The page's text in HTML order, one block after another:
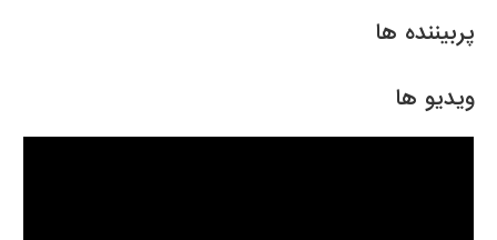
پربیننده ها
ویدیو ها
e
o
o
er